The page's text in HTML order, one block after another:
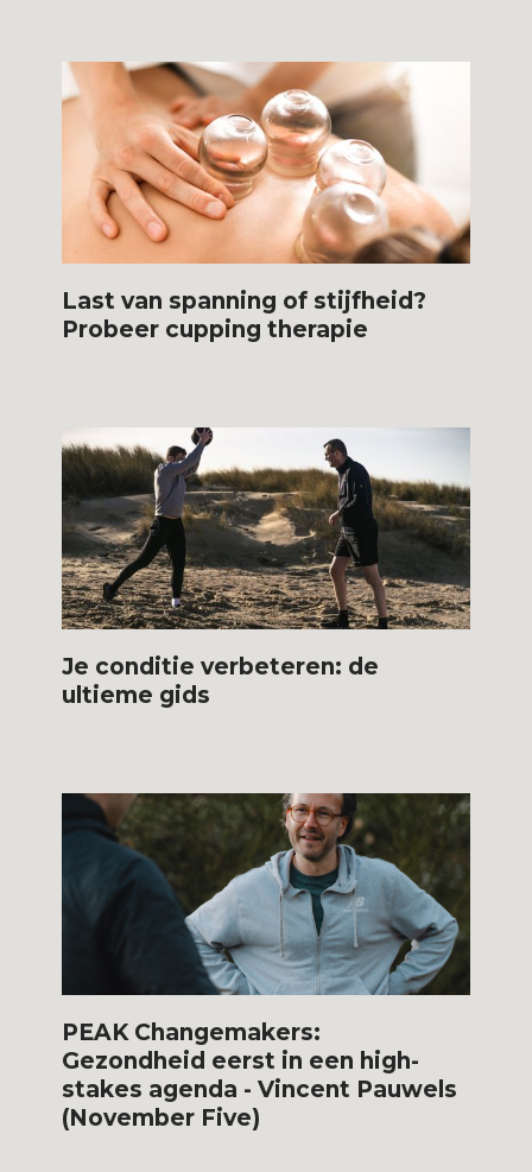
Last van spanning of stijfheid?
Probeer cupping therapie
Je conditie verbeteren: de
ultieme gids
PEAK Changemakers:
Gezondheid eerst in een high-
stakes agenda - Vincent Pauwels
(November Five)